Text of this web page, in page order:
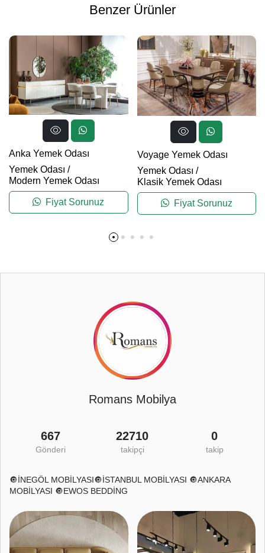
Benzer Ürünler
Anka Yemek Odası
Yemek Odası /
Modern Yemek Odası
Fiyat Sorunuz
Voyage Yemek Odası
Yemek Odası /
Klasik Yemek Odası
Fiyat Sorunuz
Romans Mobilya
667
Gönderi
22710
takipçi
0
takip
🔘İNEGÖL MOBİLYASI🔘İSTANBUL MOBİLYASI 🔘ANKARA
MOBİLYASI 🔘EWOS BEDDİNG